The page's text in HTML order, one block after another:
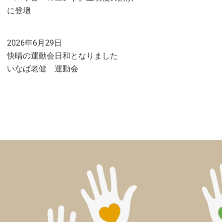
に登壇
2026年6月29日
快晴の運動会日和となりました
いなば老健 運動会